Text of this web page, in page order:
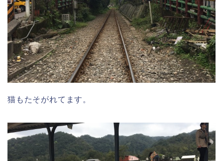
猫もたそがれてます。